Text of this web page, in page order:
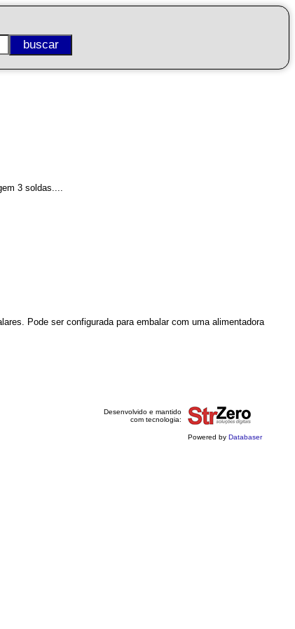
3 soldas....
Pode ser configurada para embalar com uma alimentadora
Desenvolvido e mantido
com tecnologia:
Powered by Databaser